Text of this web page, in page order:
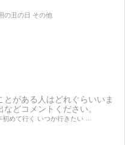
の丑の日 その他
とがある人はどれぐらいいま
どコメントください。
つか行きたい 興味なし・行けない